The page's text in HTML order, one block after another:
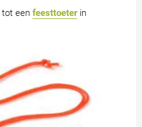
tot een feesttoeterin